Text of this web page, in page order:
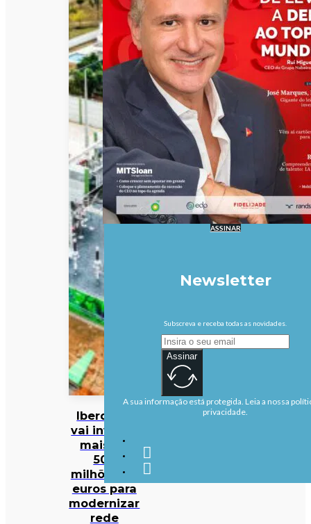
Iberdrola
vai investir
mais de
500
milhões de
euros para
modernizar
rede
ASSINAR
Newsletter
Subscreva e receba todas as novidades.
Assinar
A sua informação está protegida. Leia a nossa
privacidade.